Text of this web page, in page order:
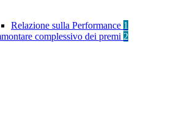
Relazione sulla Performance 1
complessivo dei premi 2